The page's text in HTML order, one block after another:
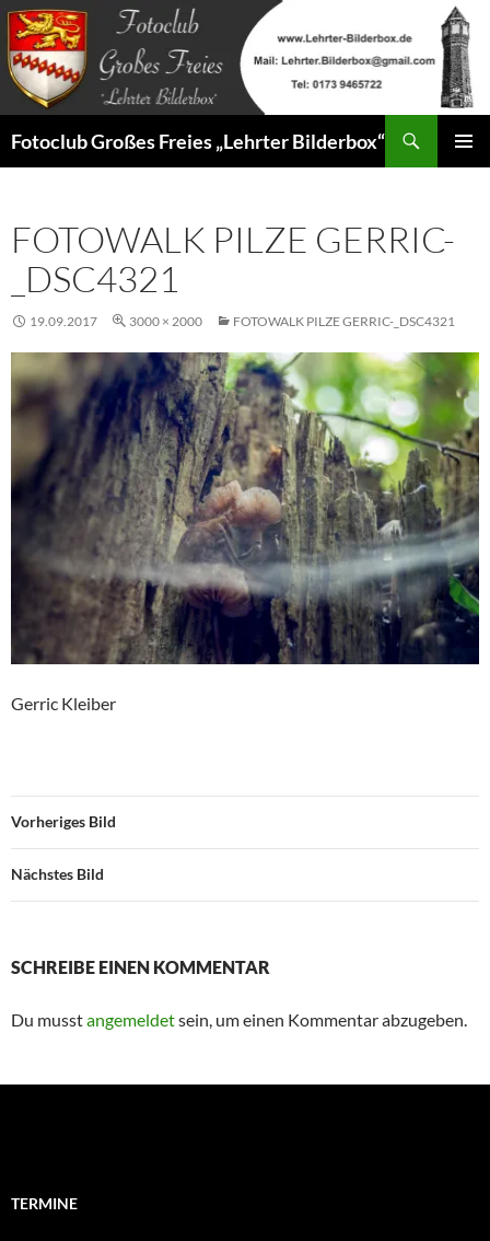
Zum
Inhalt
springen
Fotoclub Großes Freies „Lehrter Bilderbox“
FOTOWALK PILZE GERRIC-
_DSC4321
19.09.2017 3000 × 2000 FOTOWALK PILZE GERRIC-_DSC4321
Gerric Kleiber
Vorheriges Bild
Nächstes Bild
SCHREIBE EINEN KOMMENTAR
Du musstangemeldetsein, um einen Kommentar abzugeben.
TERMINE